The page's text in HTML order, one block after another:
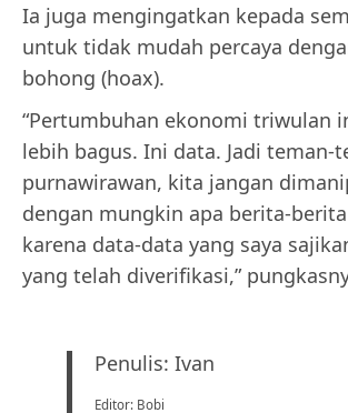
Ia juga mengingatkan kepada
untuk tidak mudah percaya
bohong (hoax).
“Pertumbuhan ekonomi triwulan
lebih bagus. Ini data. Jadi teman-
purnawirawan, kita jangan
dengan mungkin apa berita-
karena data-data yang saya
yang telah diverifikasi,”
Penulis: Ivan
Editor: Bobi